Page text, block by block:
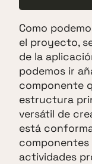
Como
el proyecto,
de la
podemos ir
componente
estructura
versátil de
está
actividades